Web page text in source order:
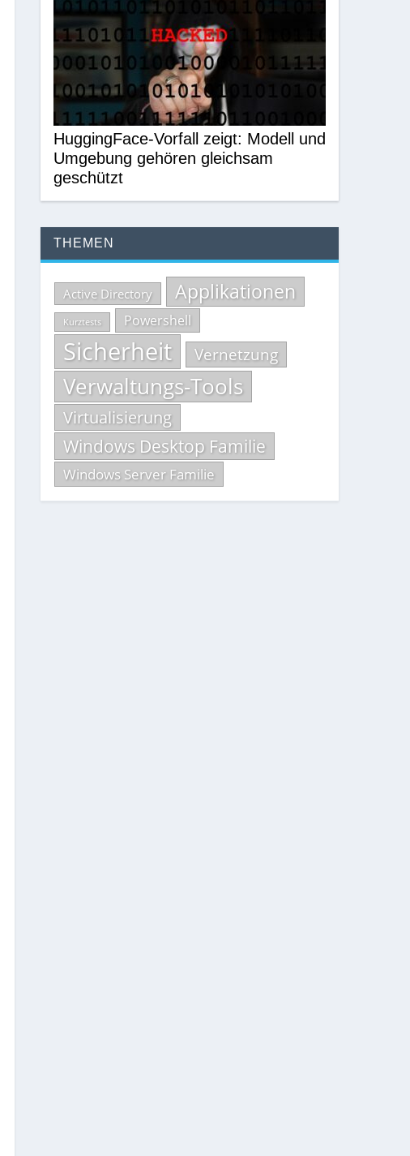
HuggingFace-Vorfall zeigt: Modell und
Umgebung gehören gleichsam
geschützt
THEMEN
Active Directory Applikationen
Kurztests Powershell
Sicherheit Vernetzung
Verwaltungs-Tools
Virtualisierung
Windows Desktop Familie
Windows Server Familie